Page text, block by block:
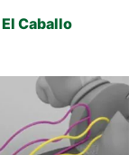
El Caballo